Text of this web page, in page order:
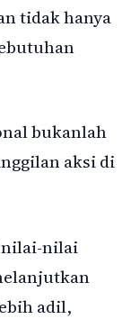
tidak hanya
bukanlah
aksi di
nilai-nilai
adil,